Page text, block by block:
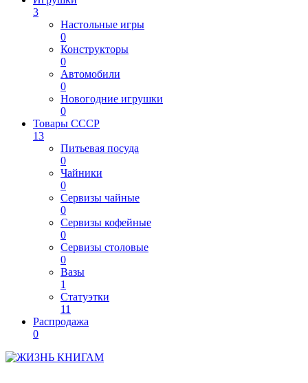
3
Настольные игры
0
Конструкторы
0
Автомобили
0
Новогодние игрушки
0
Товары СССР
13
Питьевая посуда
0
Чайники
0
Сервизы чайные
0
Сервизы кофейные
0
Сервизы столовые
0
Вазы
1
Статуэтки
11
Распродажа
0